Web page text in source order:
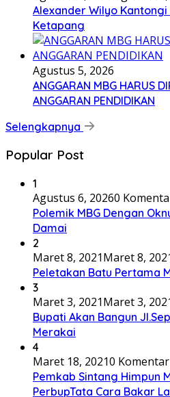
Alexander Wilyo Kantongi
Ketapang
Agustus 5, 2026
ANGGARAN MBG HARUS
ANGGARAN PENDIDIKAN
Selengkapnya
Popular Post
1
Agustus 6, 20260
Polemik MBG Dengan
Damai
2
Maret 8, 2021Maret 8,
Peletakan Batu Pertama
3
Maret 3, 2021Maret 3,
Bupati Akan Bangun
Merakai
4
Maret 18, 20210 Komentar
Pemkab Sintang Himpun
PerbupTata Cara Bakar